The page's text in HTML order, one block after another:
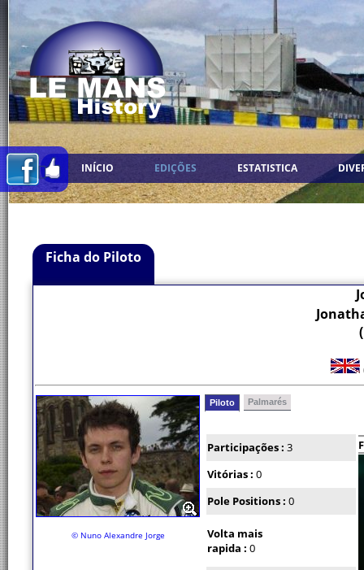
INÍCIO EDIÇÕES ESTATISTICA
Ficha do Piloto
© Nuno Alexandre Jorge
Piloto Palmarés
Participações : 3
Vitórias : 0
Pole Positions : 0
Volta mais
rapida : 0